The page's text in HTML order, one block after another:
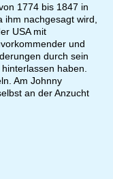
1774 bis 1847 in
nachgesagt wird,
USA mit
und
durch sein
haben.
Am Johnny
an der Anzucht